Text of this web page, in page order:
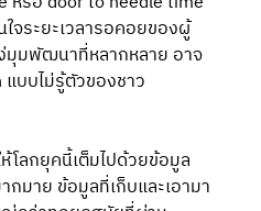
จระยะเวลารอคอยของผู้
มุมพัฒนาที่หลากหลาย อาจ
บบไม่รู้ตัวของชาว
โลกยุคนี้เต็มไปด้วยข้อมูล
มาย ข้อมูลที่เก็บและเอามา